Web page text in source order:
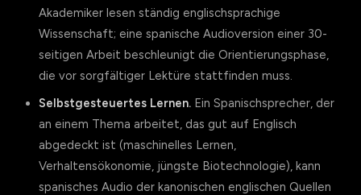
Akademiker lesen ständig englischsprachige
Wissenschaft; eine spanische Audioversion einer 30-
seitigen Arbeit beschleunigt die Orientierungsphase,
die vor sorgfältiger Lektüre stattfinden muss.
Selbstgesteuertes Lernen. Ein Spanischsprecher, der
an einem Thema arbeitet, das gut auf Englisch
abgedeckt ist (maschinelles Lernen,
Verhaltensökonomie, jüngste Biotechnologie), kann
spanisches Audio der kanonischen englischen Quellen